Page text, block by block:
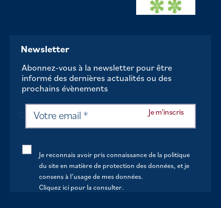
Newsletter
Abonnez-vous à la newsletter pour être
informé des dernières actualités ou des
prochains évènements
Je reconnais avoir pris connaissance de la politique
du site en matière de protection des données, et je
consens à l’usage de mes données.
Cliquez ici pour la consulter.